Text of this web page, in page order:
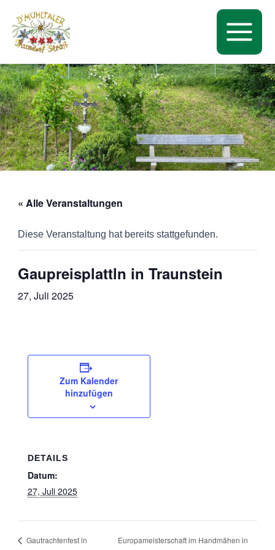
Inhalt
springen
Main
Menu
« Alle Veranstaltungen
Diese Veranstaltung hat bereits stattgefunden.
Gaupreisplattln in Traunstein
27, Juli 2025
Zum Kalender
hinzufügen
DETAILS
Datum:
27, Juli 2025
Gautrachtenfest in
Europameisterschaft im Handmähen in